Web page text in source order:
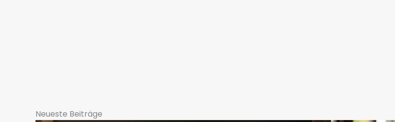
Neueste Beiträge